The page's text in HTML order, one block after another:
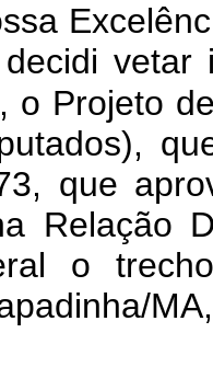
vetar
o Projeto
que
Relação
o